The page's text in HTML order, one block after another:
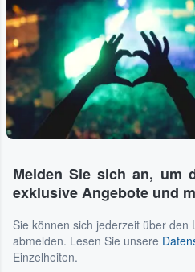
Melden Sie sich an, um
exklusive Angebote und
Sie können sich jederzeit über den
abmelden. Lesen Sie unsere
Einzelheiten.